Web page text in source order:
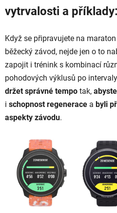
vytrvalosti a příklady:
Když se připravujete na
běžecký závod, nejde jen o to
zapojit i trénink s kombinací
pohodových výklusů po
držet správné tempo tak,
i schopnost regenerace a byli
aspekty závodu.